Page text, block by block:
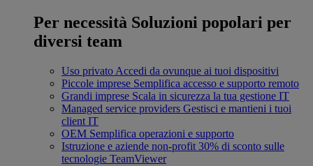
Per necessità Soluzioni popolari per
diversi team
Uso privato Accedi da ovunque ai tuoi dispositivi
Piccole imprese Semplifica accesso e supporto remoto
Grandi imprese Scala in sicurezza la tua gestione IT
Managed service providers Gestisci e mantieni i tuoi
client IT
OEM Semplifica operazioni e supporto
Istruzione e aziende non-profit 30% di sconto sulle
tecnologie TeamViewer